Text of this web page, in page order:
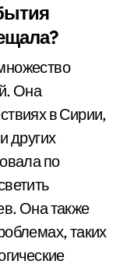
Она
в Сирии,
других
по
Она также
таких